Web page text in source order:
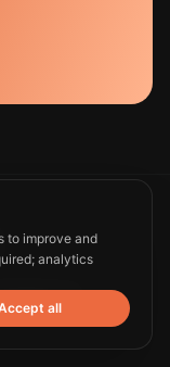
us
to improve and
analytics
all